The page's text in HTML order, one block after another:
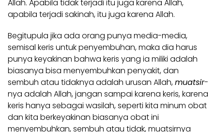
Allah. Apabila tidak terjadi itu juga karena Allah,
apabila terjadi sakinah, itu juga karena Allah.
Begitupula jika ada orang punya media-media,
semisal keris untuk penyembuhan, maka dia harus
punya keyakinan bahwa keris yang ia miliki adalah
biasanya bisa menyembuhkan penyakit, dan
sembuh atau tidaknya adalah urusan Allah,muatsir-
nya adalah Allah, jangan sampai karena keris, karena
keris hanya sebagai wasilah, seperti kita minum obat
dan kita berkeyakinan biasanya obat ini
menyembuhkan, sembuh atau tidak, muatsirnya